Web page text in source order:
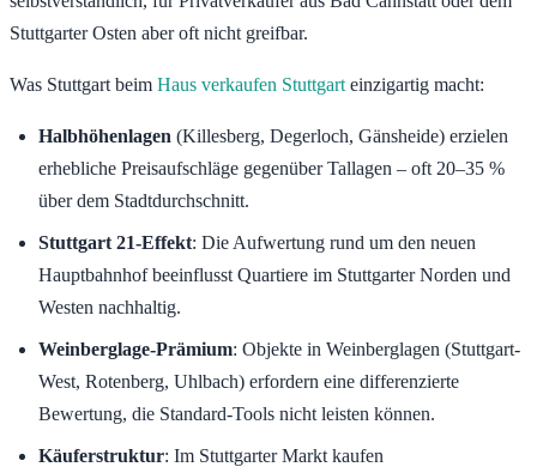
Stuttgarter Osten aber oft nicht greifbar.
Was Stuttgart beim Haus verkaufen Stuttgart einzigartig macht:
Halbhöhenlagen (Killesberg, Degerloch, Gänsheide) erzielen
erhebliche Preisaufschläge gegenüber Tallagen – oft 20–35 %
über dem Stadtdurchschnitt.
Stuttgart 21-Effekt: Die Aufwertung rund um den neuen
Hauptbahnhof beeinflusst Quartiere im Stuttgarter Norden und
Westen nachhaltig.
Weinberglage-Prämium: Objekte in Weinberglagen (Stuttgart-
West, Rotenberg, Uhlbach) erfordern eine differenzierte
Bewertung, die Standard-Tools nicht leisten können.
Käuferstruktur: Im Stuttgarter Markt kaufen